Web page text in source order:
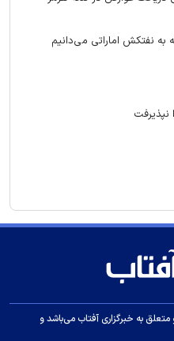
به نفتکش اماراتی می‌دانیم
هرمز غیرقابل بازگشت است
برتر
به خبرگزاری آفتاب می‌باشد و